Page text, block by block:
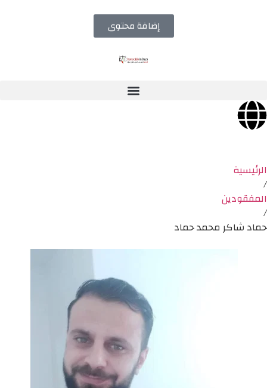
إضافة محتوى
الرئيسية
/
المفقودين
/
حماد شاكر محمد حماد